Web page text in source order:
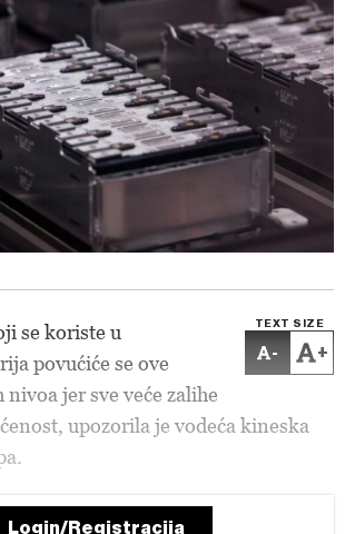
TEXT SIZE
- +
se koriste u
povućiće se ove
jer sve veće zalihe
upozorila je vodeća kineska
Login/Registracija